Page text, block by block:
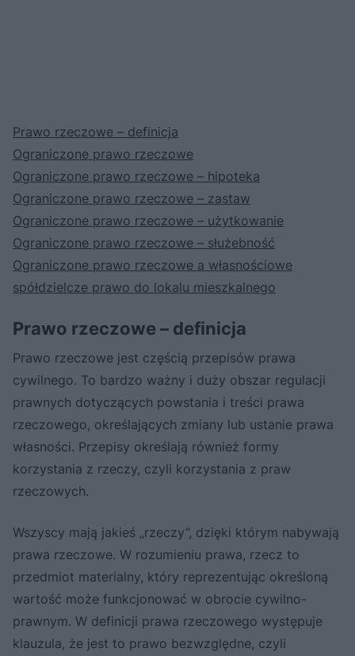
Prawo rzeczowe – definicja
Ograniczone prawo rzeczowe
Ograniczone prawo rzeczowe – hipoteka
Ograniczone prawo rzeczowe – zastaw
Ograniczone prawo rzeczowe – użytkowanie
Ograniczone prawo rzeczowe – służebność
Ograniczone prawo rzeczowe a własnościowe
spółdzielcze prawo do lokalu mieszkalnego
Prawo rzeczowe – definicja
Prawo rzeczowe jest częścią przepisów prawa
cywilnego. To bardzo ważny i duży obszar regulacji
prawnych dotyczących powstania i treści prawa
rzeczowego, określających zmiany lub ustanie prawa
własności. Przepisy określają również formy
korzystania z rzeczy, czyli korzystania z praw
rzeczowych.
Wszyscy mają jakieś „rzeczy”, dzięki którym nabywają
prawa rzeczowe. W rozumieniu prawa, rzecz to
przedmiot materialny, który reprezentując określoną
wartość może funkcjonować w obrocie cywilno-
prawnym. W definicji prawa rzeczowego występuje
klauzula, że jest to prawo bezwzględne, czyli